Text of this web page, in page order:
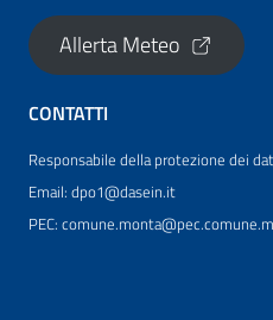
Allerta Meteo
CONTATTI
Responsabile della protezione dei
Email: dpo1@dasein.it
PEC: